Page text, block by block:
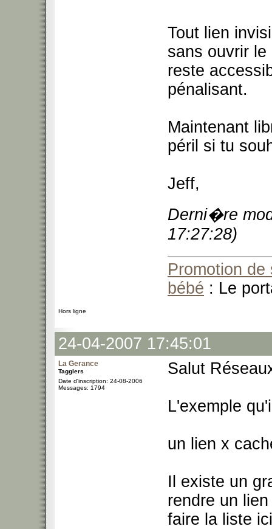
Tout lien
sans ouvrir
reste
pénalisant.
Maintenant
péril si tu
Jeff,
Derni�re
17:27:28)
Promotion de
bébé : Le
Hors ligne
24-04-2007 17:45:01
La Gerance
Tagglers
Date d'inscription: 24-08-2006
Messages: 1794
Salut
L'exemple
un lien x
Il existe un
rendre un
faire la liste ici